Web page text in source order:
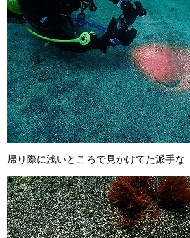
帰り際に浅いところで見かけてた派手な